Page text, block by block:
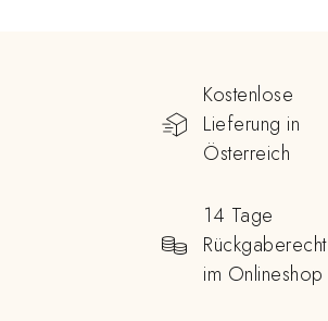
Kostenlose
Lieferung in
Österreich
14 Tage
Rückgaberecht
im Onlineshop